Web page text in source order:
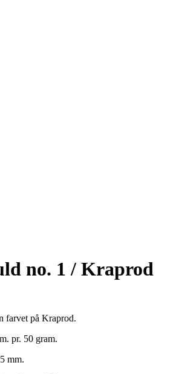
no. 1 / Kraprod
farvet på Kraprod.
pr. 50 gram.
mm.